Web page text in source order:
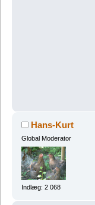
Hans-Kurt
Global Moderator
Indlæg: 2 068